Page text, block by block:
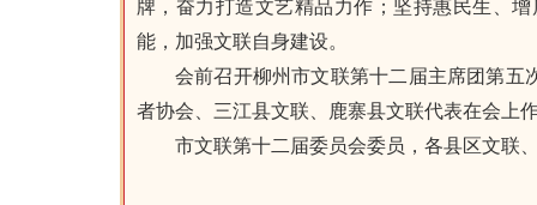
牌，奋力打造文艺精品力作；坚持惠民生、
能，加强文联自身建设。
会前召开柳州市文联第十二届主席团第五
者协会、三江县文联、鹿寨县文联代表在会上
市文联第十二届委员会委员，各县区文联